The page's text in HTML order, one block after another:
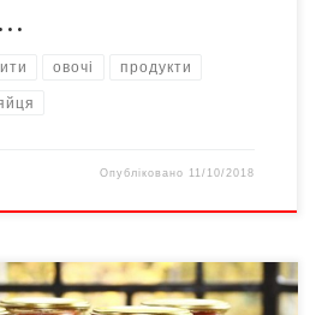
…
овочі продукти
Опубліковано 11/10/2018